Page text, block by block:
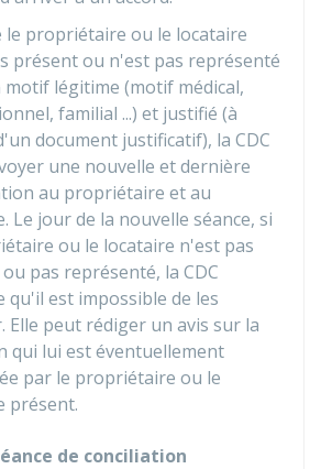
le propriétaire ou le locataire
présent ou n'est pas représenté
légitime (motif médical,
familial ...) et justifié (à
document justificatif), la CDC
une nouvelle et dernière
au propriétaire et au
Le jour de la nouvelle séance, si
ou le locataire n'est pas
pas représenté, la CDC
qu'il est impossible de les
Elle peut rédiger un avis sur la
qui lui est éventuellement
par le propriétaire ou le
présent.
de conciliation